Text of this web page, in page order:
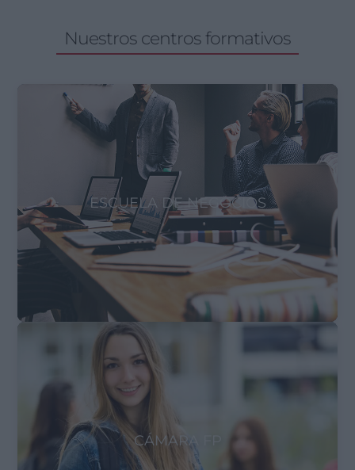
Nuestros centros formativos
ESCUELA DE NEGOCIOS
CÁMARA FP